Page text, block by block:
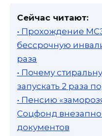
Сейчас читают:
• Прохождение
бессрочную
раза
• Почему
запускать 2 раза
• Пенсию
Соцфонд
документов